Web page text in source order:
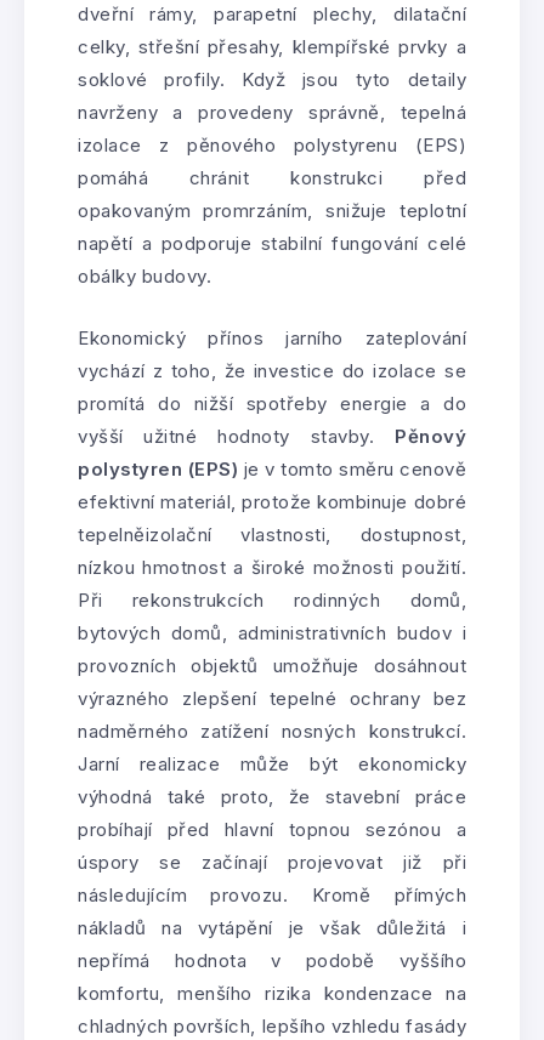
dveřní rámy, parapetní plechy, dilatační
celky, střešní přesahy, klempířské prvky a
soklové profily. Když jsou tyto detaily
navrženy a provedeny správně, tepelná
izolace z pěnového polystyrenu (EPS)
pomáhá chránit konstrukci před
opakovaným promrzáním, snižuje teplotní
napětí a podporuje stabilní fungování celé
obálky budovy.
Ekonomický přínos jarního zateplování
vychází z toho, že investice do izolace se
promítá do nižší spotřeby energie a do
vyšší užitné hodnoty stavby. Pěnový
polystyren (EPS) je v tomto směru cenově
efektivní materiál, protože kombinuje dobré
tepelněizolační vlastnosti, dostupnost,
nízkou hmotnost a široké možnosti použití.
Při rekonstrukcích rodinných domů,
bytových domů, administrativních budov i
provozních objektů umožňuje dosáhnout
výrazného zlepšení tepelné ochrany bez
nadměrného zatížení nosných konstrukcí.
Jarní realizace může být ekonomicky
výhodná také proto, že stavební práce
probíhají před hlavní topnou sezónou a
úspory se začínají projevovat již při
následujícím provozu. Kromě přímých
nákladů na vytápění je však důležitá i
nepřímá hodnota v podobě vyššího
komfortu, menšího rizika kondenzace na
chladných površích, lepšího vzhledu fasády